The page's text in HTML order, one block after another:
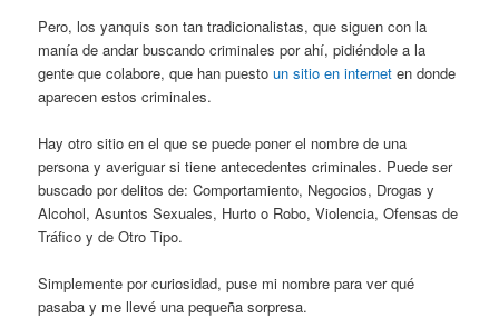
Pero, los yanquis son tan tradicionalistas, que siguen con la
manía de andar buscando criminales por ahí, pidiéndole a la
gente que colabore, que han puestoun sitio en internet en donde
aparecen estos criminales.
Hay otro sitio en el que se puede poner el nombre de una
persona y averiguar si tiene antecedentes criminales. Puede ser
buscado por delitos de: Comportamiento, Negocios, Drogas y
Alcohol, Asuntos Sexuales, Hurto o Robo, Violencia, Ofensas de
Tráfico y de Otro Tipo.
Simplemente por curiosidad, puse mi nombre para ver qué
pasaba y me llevé una pequeña sorpresa.